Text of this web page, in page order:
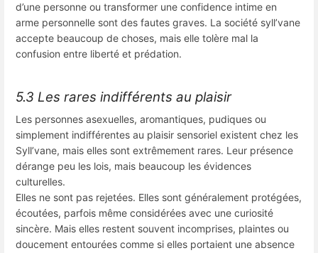
d’une personne ou transformer une confidence intime en
arme personnelle sont des fautes graves. La société syll’vane
accepte beaucoup de choses, mais elle tolère mal la
confusion entre liberté et prédation.
5.3 Les rares indifférents au plaisir
Les personnes asexuelles, aromantiques, pudiques ou
simplement indifférentes au plaisir sensoriel existent chez les
Syll’vane, mais elles sont extrêmement rares. Leur présence
dérange peu les lois, mais beaucoup les évidences
culturelles.
Elles ne sont pas rejetées. Elles sont généralement protégées,
écoutées, parfois même considérées avec une curiosité
sincère. Mais elles restent souvent incomprises, plaintes ou
doucement entourées comme si elles portaient une absence